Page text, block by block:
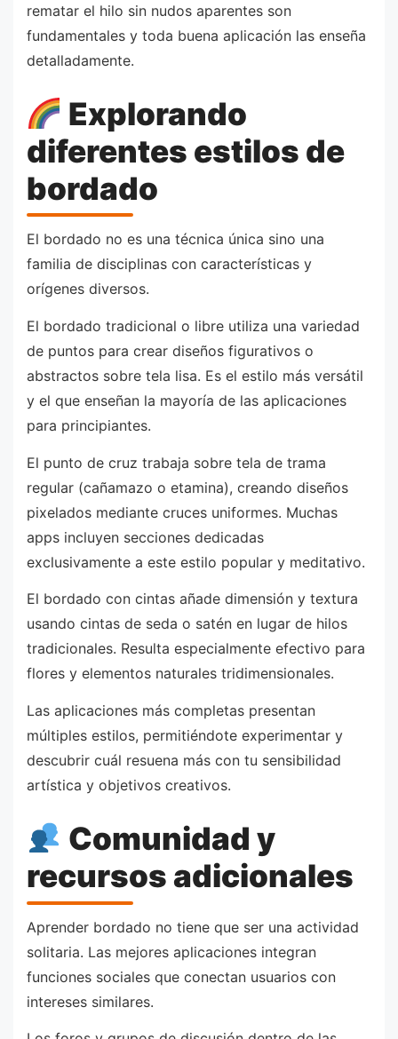
rematar el hilo sin nudos aparentes son
fundamentales y toda buena aplicación las enseña
detalladamente.
Explorando
diferentes estilos de
bordado
El bordado no es una técnica única sino una
familia de disciplinas con características y
orígenes diversos.
El bordado tradicional o libre utiliza una variedad
de puntos para crear diseños figurativos o
abstractos sobre tela lisa. Es el estilo más versátil
y el que enseñan la mayoría de las aplicaciones
para principiantes.
El punto de cruz trabaja sobre tela de trama
regular (cañamazo o etamina), creando diseños
pixelados mediante cruces uniformes. Muchas
apps incluyen secciones dedicadas
exclusivamente a este estilo popular y meditativo.
El bordado con cintas añade dimensión y textura
usando cintas de seda o satén en lugar de hilos
tradicionales. Resulta especialmente efectivo para
flores y elementos naturales tridimensionales.
Las aplicaciones más completas presentan
múltiples estilos, permitiéndote experimentar y
descubrir cuál resuena más con tu sensibilidad
artística y objetivos creativos.
Comunidad y
recursos adicionales
Aprender bordado no tiene que ser una actividad
solitaria. Las mejores aplicaciones integran
funciones sociales que conectan usuarios con
intereses similares.